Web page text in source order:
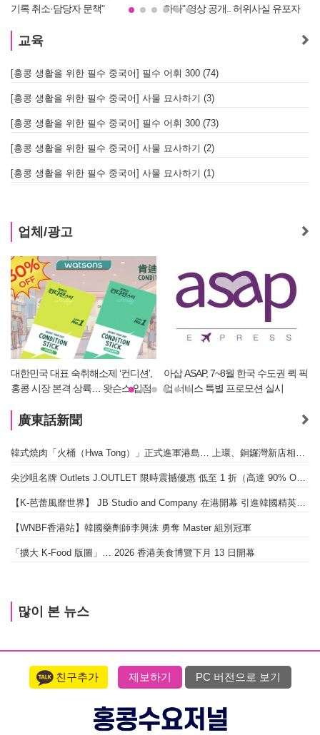
하다" 영상 공개.. 허위사실 유포자
연균 당선자 정견 발표
교육
[홍콩 생활을 위한 필수 중국어] 필수 어휘 300 (74)
[홍콩 생활을 위한 필수 중국어] 사물 묘사하기 (3)
[홍콩 생활을 위한 필수 중국어] 필수 어휘 300 (73)
[홍콩 생활을 위한 필수 중국어] 사물 묘사하기 (2)
[홍콩 생활을 위한 필수 중국어] 사물 묘사하기 (1)
업체/광고
’,
점
아삽 ASAP, 7~8월 한국 수도권 퀵 픽
업 서비스 특별 프로모션 실시
재외동포 위한 착한 건강검진 플랫
폼 ‘헬로, 오케이검진’ 서비스 개시
廣東話新聞
韓式燒肉「火桶（Hwa Tong）」正式進軍港島… 上環、銅鑼灣新店相繼開幕
尖沙咀名牌 Outlets J.OUTLET 限時震撼優惠 低至 1 折（高達 90% OFF）
【K-芭蕾風靡世界】 JB Studio and Company 在港開幕 引進韓國精英芭蕾教育系統
【WNBF香港站】韓國藥劑師李興洙 勇奪 Master 組別冠軍
「擴大 K-Food 版圖」… 2026 香港美食博覽下月 13 日開幕
많이 본 뉴스
친구추가 제보하기 PC 버전으로 보기